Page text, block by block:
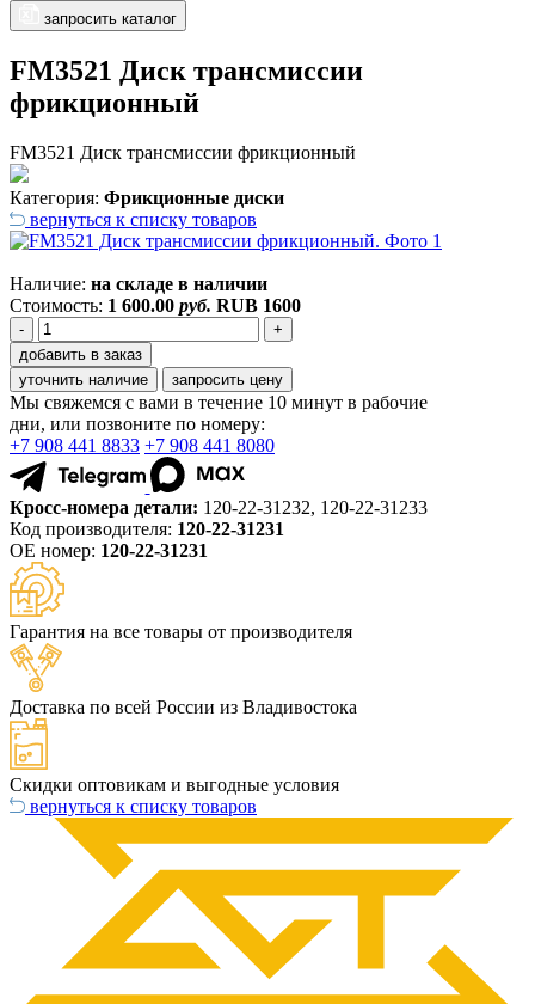
запросить каталог
FM3521 Диск трансмиссии
фрикционный
FM3521 Диск трансмиссии фрикционный
Категория: Фрикционные диски
вернуться к списку товаров
Наличие: на складе в наличии
Стоимость: 1 600.00 руб. RUB 1600
-
+
добавить в заказ
уточнить наличие
запросить цену
Мы свяжемся с вами в течение 10 минут в рабочие
дни, или позвоните по номеру:
+7 908 441 8833 +7 908 441 8080
Кросс-номера детали: 120-22-31232, 120-22-31233
Код производителя: 120-22-31231
ОЕ номер: 120-22-31231
Гарантия на все товары от производителя
Доставка по всей России из Владивостока
Скидки оптовикам и выгодные условия
вернуться к списку товаров